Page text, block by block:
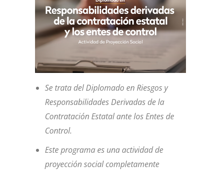
Se trata del Diplomado en Riesgos y
Responsabilidades Derivadas de la
Contratación Estatal ante los Entes de
Control.
Este programa es una actividad de
proyección social completamente